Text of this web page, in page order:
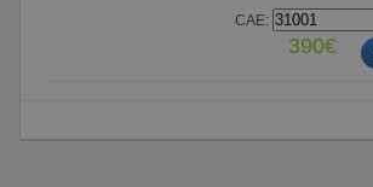
CAE:
390€